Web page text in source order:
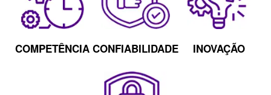
COMPETÊNCIA CONFIABILIDADE INOVAÇÃO